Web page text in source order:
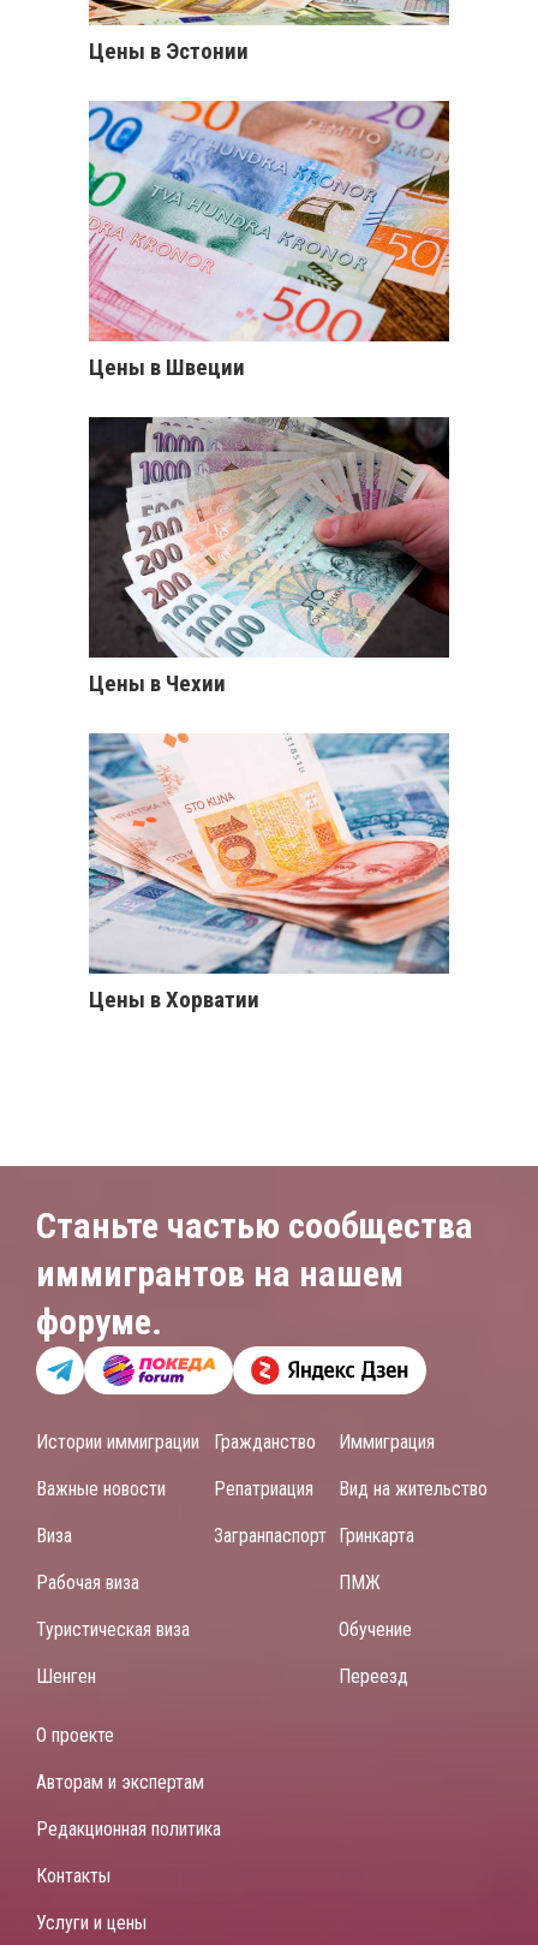
Цены в Эстонии
Цены в Швеции
Цены в Чехии
Цены в Хорватии
Станьте частью сообщества
иммигрантов на нашем
форуме.
Истории иммиграции
Важные новости
Виза
Рабочая виза
Туристическая виза
Шенген
Гражданство
Репатриация
Загранпаспорт
Иммиграция
Вид на жительство
Гринкарта
ПМЖ
Обучение
Переезд
О проекте
Авторам и экспертам
Редакционная политика
Контакты
Услуги и цены